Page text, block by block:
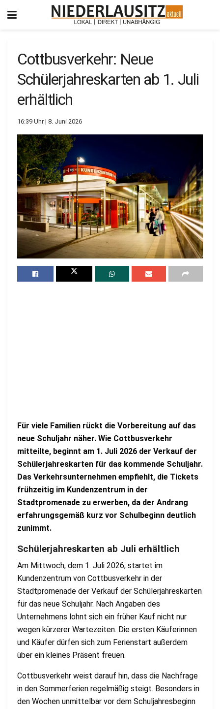
Cottbusverkehr: Neue
Schülerjahreskarten ab 1. Juli
erhältlich
16:39 Uhr | 8. Juni 2026
Für viele Familien rückt die Vorbereitung auf das
neue Schuljahr näher. Wie Cottbusverkehr
mitteilte, beginnt am 1. Juli 2026 der Verkauf der
Schülerjahreskarten für das kommende Schuljahr.
Das Verkehrsunternehmen empfiehlt, die Tickets
frühzeitig im Kundenzentrum in der
Stadtpromenade zu erwerben, da der Andrang
erfahrungsgemäß kurz vor Schulbeginn deutlich
zunimmt.
Schülerjahreskarten ab Juli erhältlich
Am Mittwoch, dem 1. Juli 2026, startet im
Kundenzentrum von Cottbusverkehr in der
Stadtpromenade der Verkauf der Schülerjahreskarten
für das neue Schuljahr. Nach Angaben des
Unternehmens lohnt sich ein früher Kauf nicht nur
wegen kürzerer Wartezeiten. Die ersten Käuferinnen
und Käufer dürfen sich zum Ferienstart außerdem
über ein kleines Präsent freuen.
Cottbusverkehr weist darauf hin, dass die Nachfrage
in den Sommerferien regelmäßig steigt. Besonders in
den Wochen unmittelbar vor dem Schuljahresbeginn